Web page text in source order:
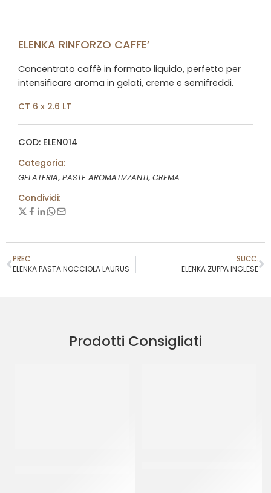
ELENKA RINFORZO CAFFE’
Concentrato caffè in formato liquido, perfetto per
intensificare aroma in gelati, creme e semifreddi.
CT 6 x 2.6 LT
COD: ELEN014
Categoria:
GELATERIA, PASTE AROMATIZZANTI, CREMA
Condividi:
PREC
ELENKA PASTA NOCCIOLA LAURUS
SUCC.
ELENKA ZUPPA INGLESE
Prodotti Consigliati